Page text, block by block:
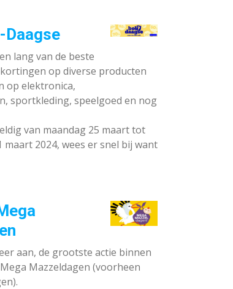
Daagse
lang van de beste
op diverse producten
op elektronica,
sportkleding, speelgoed en nog
van maandag 25 maart tot
maart 2024, wees er snel bij want
aan, de grootste actie binnen
Mazzeldagen (voorheen